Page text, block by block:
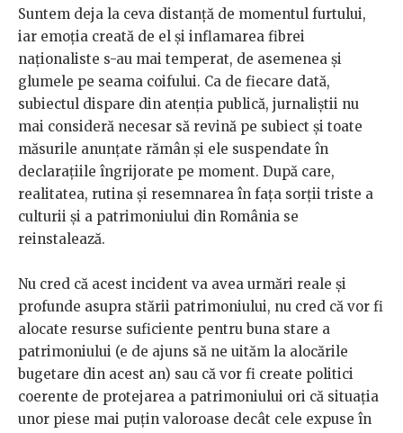
Suntem deja la ceva distanță de momentul furtului,
iar emoția creată de el și inflamarea fibrei
naționaliste s-au mai temperat, de asemenea și
glumele pe seama coifului. Ca de fiecare dată,
subiectul dispare din atenția publică, jurnaliștii nu
mai consideră necesar să revină pe subiect și toate
măsurile anunțate rămân și ele suspendate în
declarațiile îngrijorate pe moment. După care,
realitatea, rutina și resemnarea în fața sorții triste a
culturii și a patrimoniului din România se
reinstalează.
Nu cred că acest incident va avea urmări reale și
profunde asupra stării patrimoniului, nu cred că vor fi
alocate resurse suficiente pentru buna stare a
patrimoniului (e de ajuns să ne uităm la alocările
bugetare din acest an) sau că vor fi create politici
coerente de protejarea a patrimoniului ori că situația
unor piese mai puțin valoroase decât cele expuse în